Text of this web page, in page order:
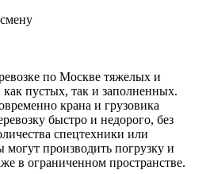
по Москве тяжелых и
пустых, так и заполненных.
крана и грузовика
быстро и недорого, без
спецтехники или
производить погрузку и
в ограниченном пространстве.